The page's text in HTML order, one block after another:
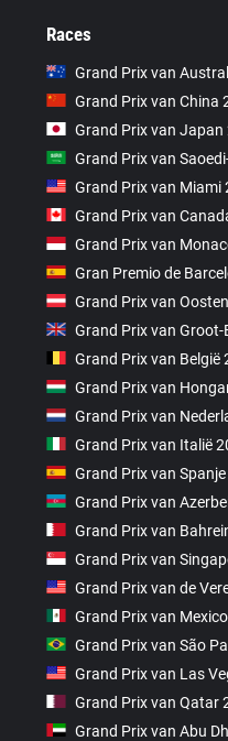
Races
Grand Prix van
Grand Prix van China
Grand Prix van Japan
Grand Prix van
Grand Prix van Miami
Grand Prix van
Grand Prix van
Gran Premio de
Grand Prix van
Grand Prix van
Grand Prix van België
Grand Prix van
Grand Prix van
Grand Prix van Italië
Grand Prix van
Grand Prix van
Grand Prix van
Grand Prix van
Grand Prix van de
Grand Prix van
Grand Prix van São
Grand Prix van Las
Grand Prix van Qatar
Grand Prix van Abu